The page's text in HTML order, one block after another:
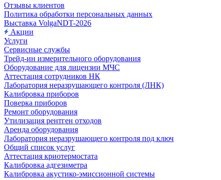
Отзывы клиентов
Политика обработки персональных данных
Выставка VolgaNDT-2026
Акции
Услуги
Сервисные службы
Трейд-ин измерительного оборудования
Оборудование для лицензии МЧС
Аттестация сотрудников НК
Лаборатория неразрушающего контроля (ЛНК)
Калибровка приборов
Поверка приборов
Ремонт оборудования
Утилизация рентген отходов
Аренда оборудования
Лаборатория неразрушающего контроля под ключ
Общий список услуг
Аттестация криотермостата
Калибровка адгезиметра
Калибровка акустико-эмиссионной системы